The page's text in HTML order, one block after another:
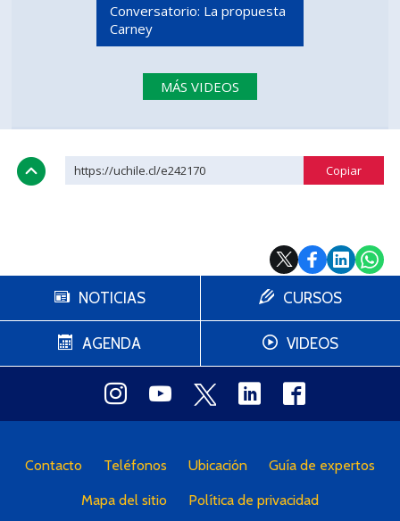
Conversatorio: La propuesta
Carney
MÁS VIDEOS
https://uchile.cl/e242170
NOTICIAS
AGENDA
CURSOS
VIDEOS
Contacto Teléfonos Ubicación Guía de expertos
Mapa del sitio Política de privacidad